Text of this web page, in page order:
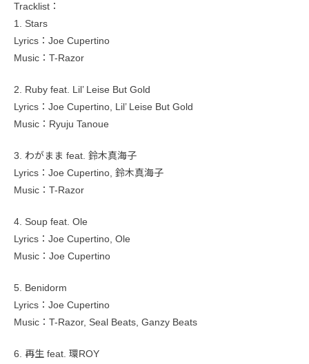
Tracklist：
1. Stars
Lyrics：Joe Cupertino
Music：T-Razor
2. Ruby feat. Lil’ Leise But Gold
Lyrics：Joe Cupertino, Lil’ Leise But Gold
Music：Ryuju Tanoue
3. わがまま feat. 鈴木真海子
Lyrics：Joe Cupertino, 鈴木真海子
Music：T-Razor
4. Soup feat. Ole
Lyrics：Joe Cupertino, Ole
Music：Joe Cupertino
5. Benidorm
Lyrics：Joe Cupertino
Music：T-Razor, Seal Beats, Ganzy Beats
6. 再生 feat. 環ROY